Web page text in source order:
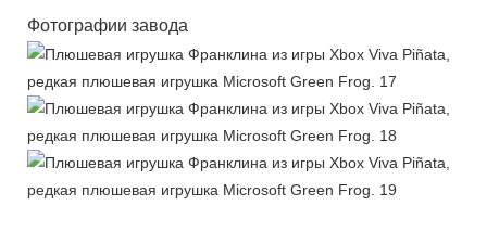
Фотографии завода